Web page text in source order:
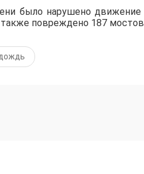
было нарушено
повреждено 187